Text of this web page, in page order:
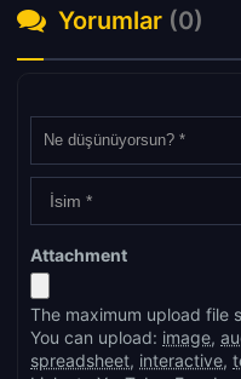
Yorumlar (0)
Attachment
The maximum upload file
You can upload: image,
spreadsheet, interactive,